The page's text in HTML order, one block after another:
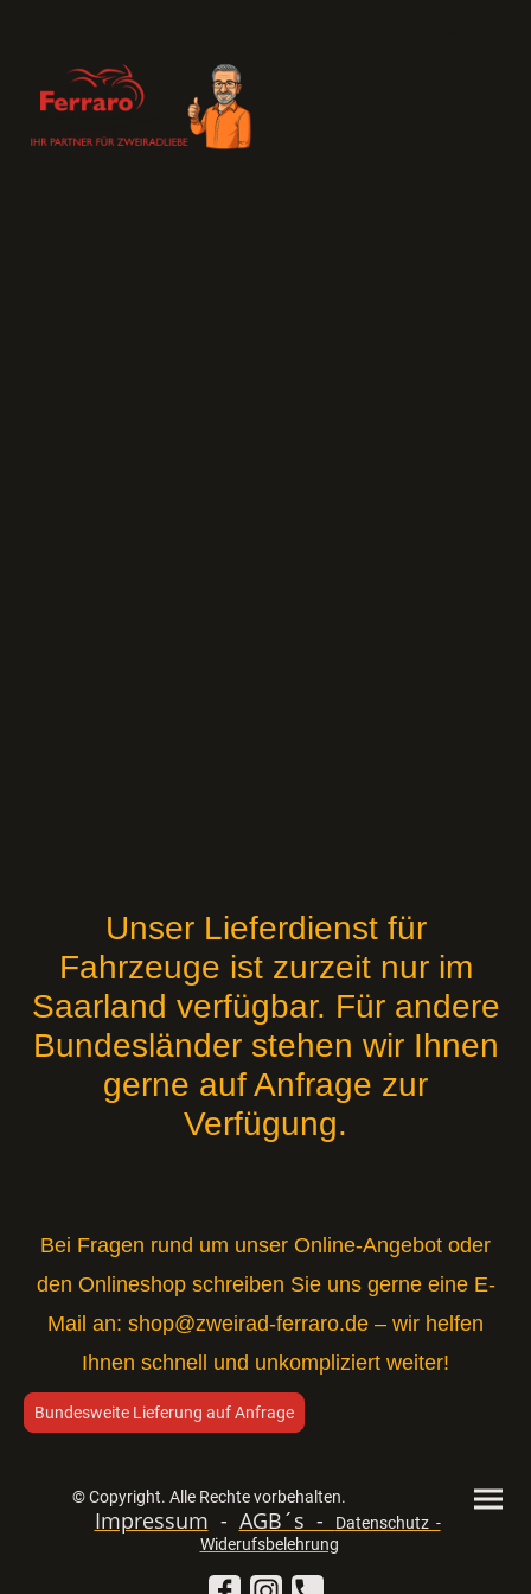
Unser Lieferdienst für
Fahrzeuge ist zurzeit nur im
Saarland verfügbar. Für andere
Bundesländer stehen wir Ihnen
gerne auf Anfrage zur
Verfügung.
Bei Fragen rund um unser Online-Angebot oder
den Onlineshop schreiben Sie uns gerne eine E-
Mail an: shop@zweirad-ferraro.de – wir helfen
Ihnen schnell und unkompliziert weiter!
Bundesweite Lieferung auf Anfrage
© Copyright. Alle Rechte vorbehalten.
Impressum - AGB´s -
Datenschutz -
Widerufsbelehrung